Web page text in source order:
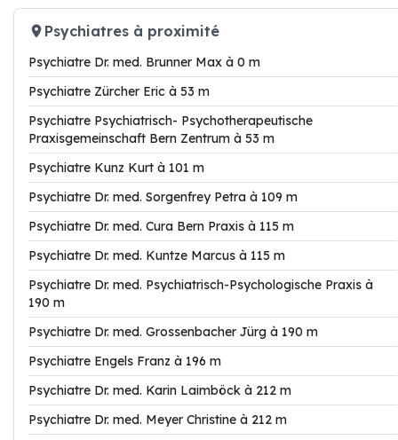
Psychiatres à proximité
Psychiatre Dr. med. Brunner Max à 0 m
Psychiatre Zürcher Eric à 53 m
Psychiatre Psychiatrisch- Psychotherapeutische
Praxisgemeinschaft Bern Zentrum à 53 m
Psychiatre Kunz Kurt à 101 m
Psychiatre Dr. med. Sorgenfrey Petra à 109 m
Psychiatre Dr. med. Cura Bern Praxis à 115 m
Psychiatre Dr. med. Kuntze Marcus à 115 m
Psychiatre Dr. med. Psychiatrisch-Psychologische Praxis à
190 m
Psychiatre Dr. med. Grossenbacher Jürg à 190 m
Psychiatre Engels Franz à 196 m
Psychiatre Dr. med. Karin Laimböck à 212 m
Psychiatre Dr. med. Meyer Christine à 212 m